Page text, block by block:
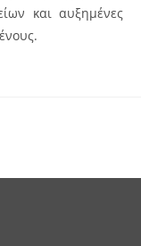
και αυξημένες